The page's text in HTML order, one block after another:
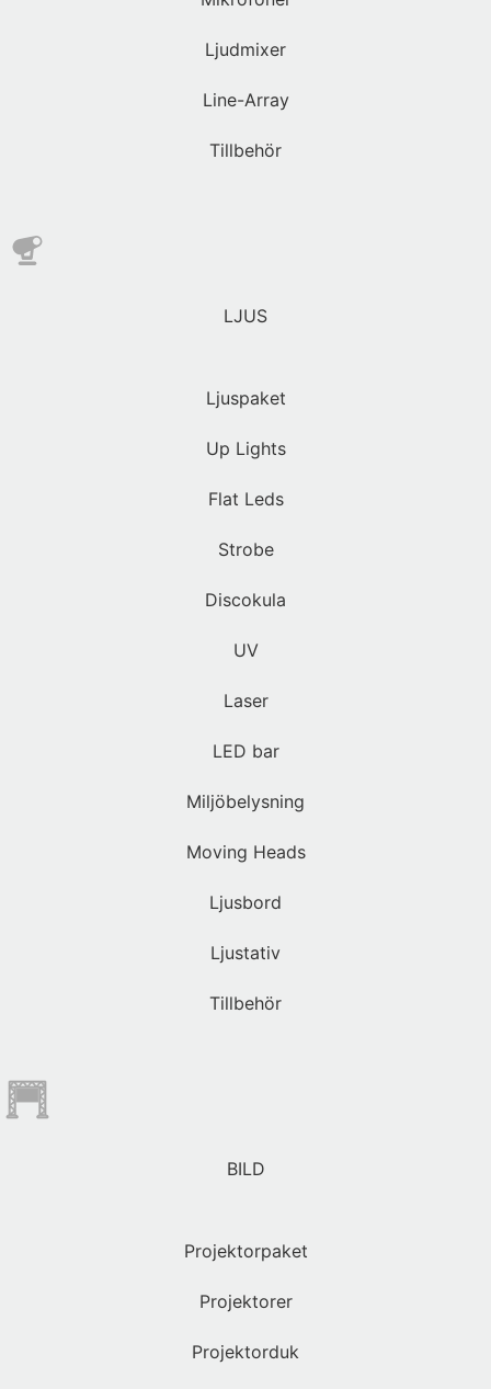
Ljudmixer
Line-Array
Tillbehör
LJUS
Ljuspaket
Up Lights
Flat Leds
Strobe
Discokula
UV
Laser
LED bar
Miljöbelysning
Moving Heads
Ljusbord
Ljustativ
Tillbehör
BILD
Projektorpaket
Projektorer
Projektorduk